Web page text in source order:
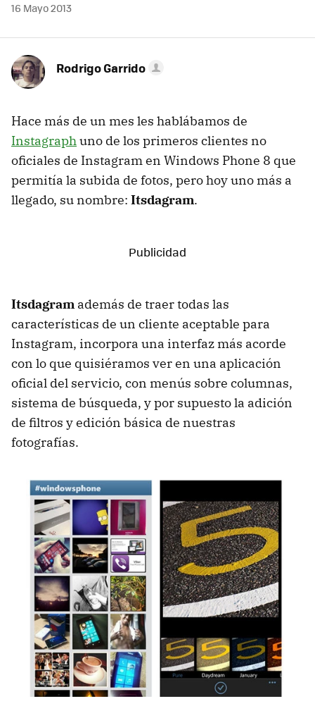
16 Mayo 2013
Rodrigo Garrido
Hace más de un mes les hablábamos de
Instagraphuno de los primeros clientes no
oficiales de Instagram en Windows Phone 8 que
permitía la subida de fotos, pero hoy uno más a
llegado, su nombre: Itsdagram.
Itsdagram además de traer todas las
características de un cliente aceptable para
Instagram, incorpora una interfaz más acorde
con lo que quisiéramos ver en una aplicación
oficial del servicio, con menús sobre columnas,
sistema de búsqueda, y por supuesto la adición
de filtros y edición básica de nuestras
fotografías.